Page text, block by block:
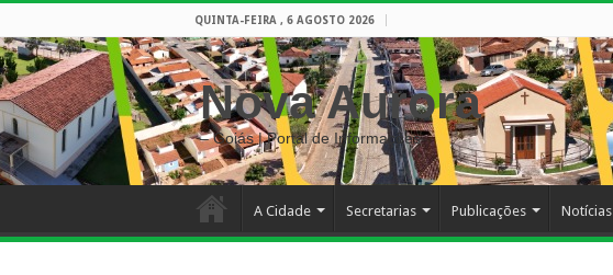
QUINTA-FEIRA , 6 AGOSTO 2026
Nova Aurora
– Goiás | Portal de Informações
A Cidade Secretarias Publicações Notícias